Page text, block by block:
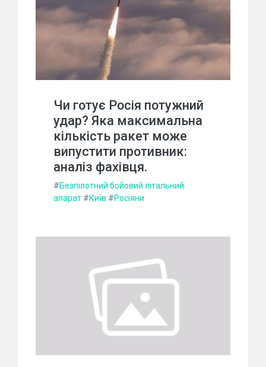
Чи готує Росія потужний
удар? Яка максимальна
кількість ракет може
випустити противник:
аналіз фахівця.
#Безпілотний бойовий літальний
апарат #Київ #Росіяни